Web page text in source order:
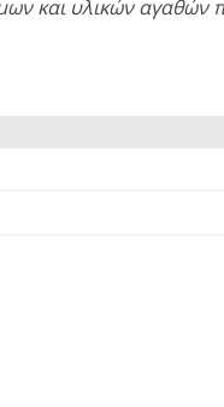
και υλικών αγαθών